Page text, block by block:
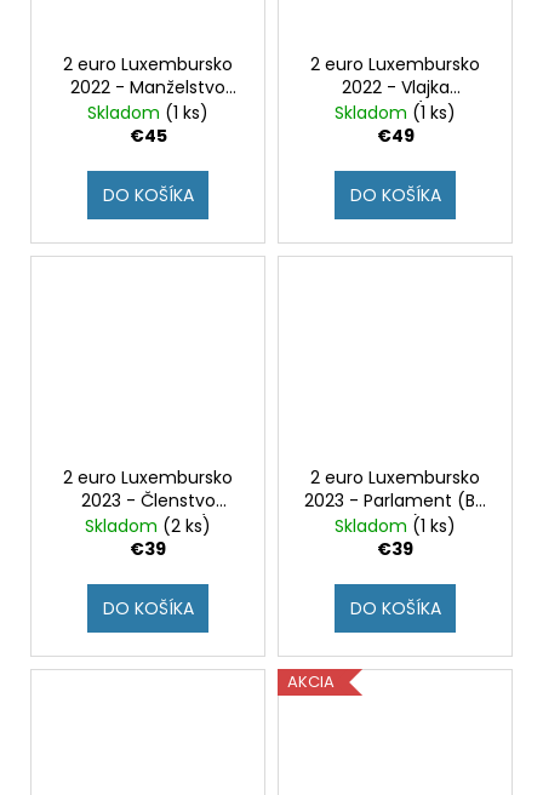
2 euro Luxembursko
2022 - Manželstvo
Guillauma a Stéphanie
(BU karta - znak roh a
Skladom (1 ks)
€45
DO KOŠÍKA
2 euro Luxembursko
2022 - Vlajka
Luxemburska (BU karta
- znak roh a štvorec)
Skladom (1 ks)
€49
DO KOŠÍKA
2 euro Luxembursko
2023 - Členstvo
Henriho v MOV (BU
karta)
Skladom (2 ks)
€39
DO KOŠÍKA
2 euro Luxembursko
2023 - Parlament (BU
karta)
Skladom (1 ks)
€39
DO KOŠÍKA
AKCIA